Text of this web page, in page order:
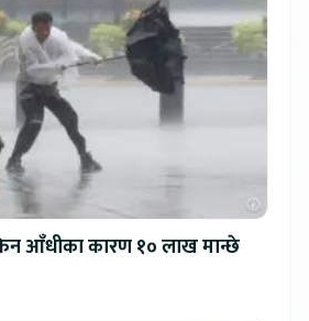
आँधीका कारण १० लाख मान्छे